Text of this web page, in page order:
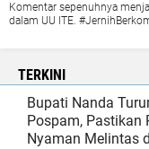
Komentar sepenuhnya
dalam UU ITE.
TERKINI
Bupati Nanda
Pospam, Pastikan
Nyaman Melintas